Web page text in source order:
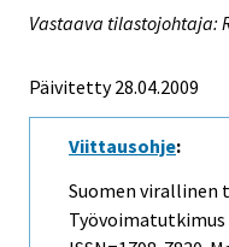
Vastaava tilastojohtaja:
Päivitetty 28.04.2009
Viittausohje:
Suomen virallinen